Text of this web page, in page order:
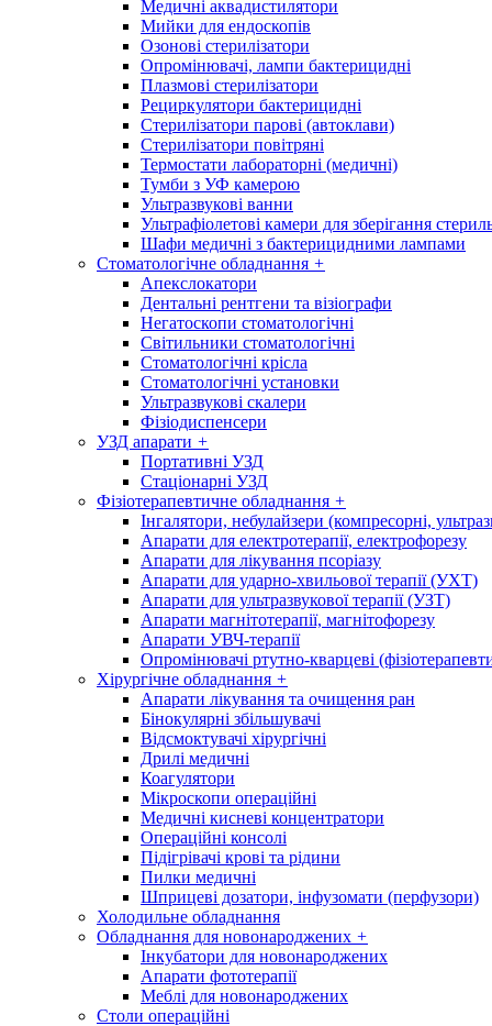
Медичні аквадистилятори
Мийки для ендоскопів
Озонові стерилізатори
Опромінювачі, лампи бактерицидні
Плазмові стерилізатори
Рециркулятори бактерицидні
Стерилізатори парові (автоклави)
Стерилізатори повітряні
Термостати лабораторні (медичні)
Тумби з УФ камерою
Ультразвукові ванни
Ультрафіолетові камери для зберігання
Шафи медичні з бактерицидними лампами
Стоматологічне обладнання +
Апекслокатори
Дентальні рентгени та візіографи
Негатоскопи стоматологічні
Світильники стоматологічні
Стоматологічні крісла
Стоматологічні установки
Ультразвукові скалери
Фізіодиспенсери
УЗД апарати +
Портативні УЗД
Стаціонарні УЗД
Фізіотерапевтичне обладнання +
Інгалятори, небулайзери (компресорні,
Апарати для електротерапії, електрофорезу
Апарати для лікування псоріазу
Апарати для ударно-хвильової терапії (УХТ)
Апарати для ультразвукової терапії (УЗТ)
Апарати магнітотерапії, магнітофорезу
Апарати УВЧ-терапії
Опромінювачі ртутно-кварцеві
Хірургічне обладнання +
Апарати лікування та очищення ран
Бінокулярні збільшувачі
Відсмоктувачі хірургічні
Дрилі медичні
Коагулятори
Мікроскопи операційні
Медичні кисневі концентратори
Операційні консолі
Підігрівачі крові та рідини
Пилки медичні
Шприцеві дозатори, інфузомати (перфузори)
Холодильне обладнання
Обладнання для новонароджених +
Інкубатори для новонароджених
Апарати фототерапії
Меблі для новонароджених
Столи операційні